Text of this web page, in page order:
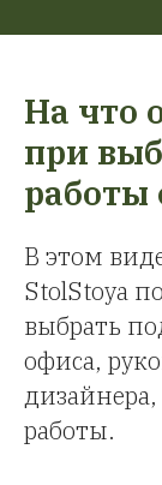
На что
при
работы
В этом
StolStoya
выбрать
офиса,
работы.